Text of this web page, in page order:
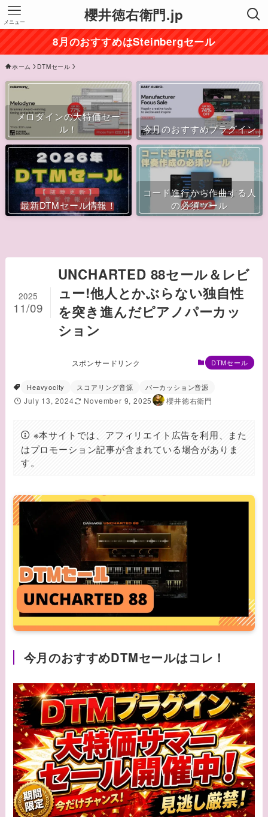
櫻井徳右衛門.jp
メニュー
8月のおすすめはSteinbergセール
ホーム DTMセール
メロダインの大特価セー
ル！
今月のおすすめプラグイン
最新DTMセール情報！
コード進行から作曲する人
の必須ツール
UNCHARTED 88セール＆レビ
ュー!他人とかぶらない独自性
を突き進んだピアノパーカッ
ション
2025
11/09
スポンサードリンク DTMセール
Heavyocity スコアリング音源 パーカッション音源
July 13, 2024 November 9, 2025 櫻井徳右衛門
※本サイトでは、アフィリエイト広告を利用、また
はプロモーション記事が含まれている場合がありま
す。
今月のおすすめDTMセールはコレ！